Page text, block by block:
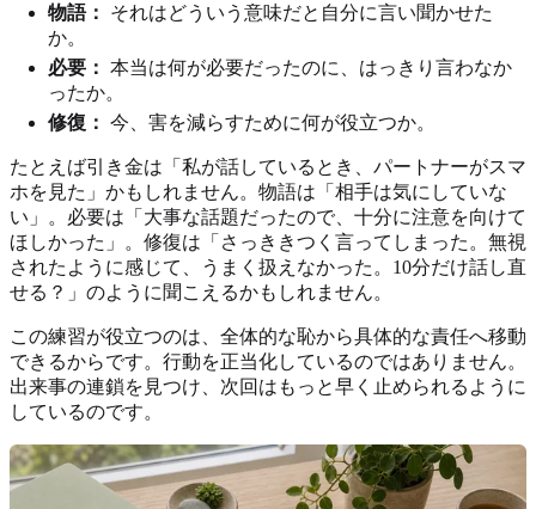
物語：
それはどういう意味だと自分に言い聞かせた
か。
必要： 本当は何が必要だったのに、はっきり言わなか
ったか。
修復： 今、害を減らすために何が役立つか。
たとえば引き金は「私が話しているとき、パートナーがスマ
ホを見た」かもしれません。物語は「相手は気にしていな
い」。必要は「大事な話題だったので、十分に注意を向けて
ほしかった」。修復は「さっききつく言ってしまった。無視
されたように感じて、うまく扱えなかった。10分だけ話し直
せる？」のように聞こえるかもしれません。
この練習が役立つのは、全体的な恥から具体的な責任へ移動
できるからです。行動を正当化しているのではありません。
出来事の連鎖を見つけ、次回はもっと早く止められるように
しているのです。